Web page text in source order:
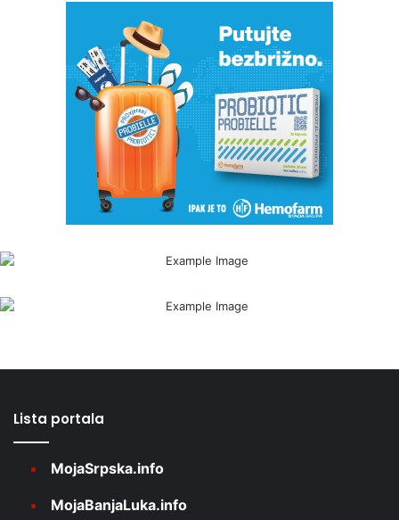
Lista portala
MojaSrpska.info
MojaBanjaLuka.info